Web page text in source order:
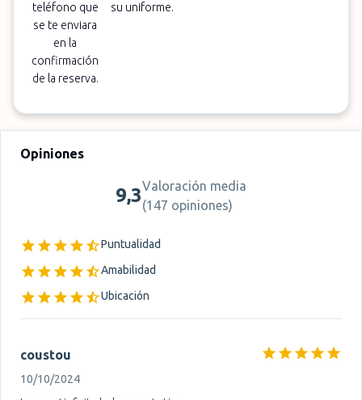
teléfono que
se te enviara
en la
confirmación
de la reserva.
su uniforme.
Opiniones
9,3Valoración media
(147 opiniones)
Puntualidad
Amabilidad
Ubicación
coustou
10/10/2024